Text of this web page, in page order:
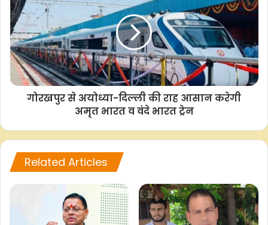
गोरखपुर से अयोध्या-दिल्ली की राह आसान करेगी
अमृत भारत व वंदे भारत ट्रेन
Related Articles